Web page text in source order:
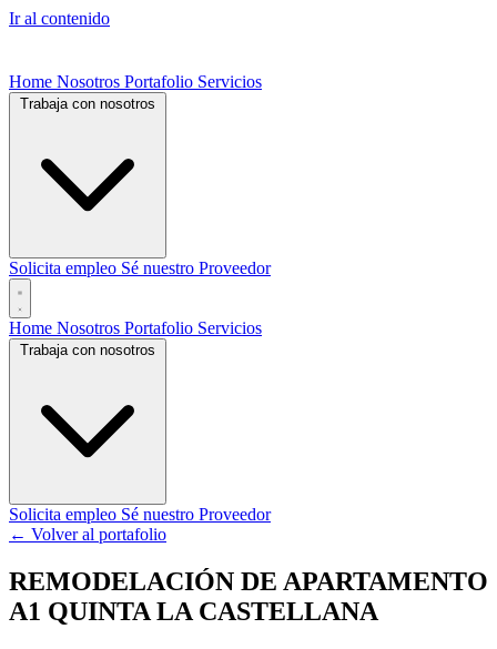
Ir al contenido
Home Nosotros Portafolio Servicios
Solicita empleo Sé nuestro Proveedor
Home Nosotros Portafolio Servicios
Solicita empleo Sé nuestro Proveedor
← Volver al portafolio
REMODELACIÓN DE APARTAMENTO
A1 QUINTA LA CASTELLANA